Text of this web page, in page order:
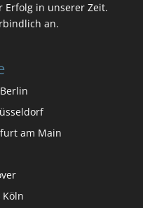
Erfolg in unserer Zeit.
an.
am Main